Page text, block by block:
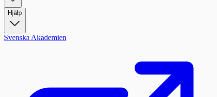
Hjälp
Svenska Akademien